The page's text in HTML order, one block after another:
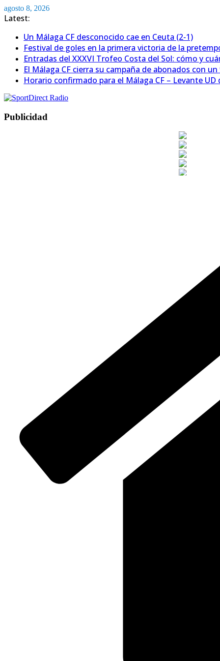
Saltar
al
agosto 8, 2026
Latest:
Un Málaga CF desconocido cae en Ceuta (2-1)
Festival de goles en la primera victoria de la
Entradas del XXXVI Trofeo Costa del Sol: cómo y
El Málaga CF cierra su campaña de abonados con
Horario confirmado para el Málaga CF – Levante UD
Publicidad